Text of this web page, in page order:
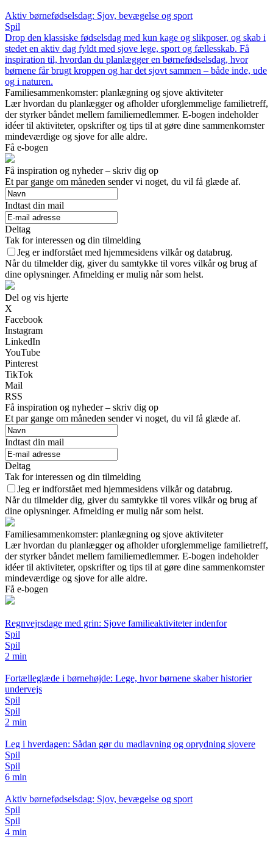
Aktiv børnefødselsdag: Sjov, bevægelse og sport
Spil
Drop den klassiske fødselsdag med kun kage og slikposer, og skab i
stedet en aktiv dag fyldt med sjove lege, sport og fællesskab. Få
inspiration til, hvordan du planlægger en børnefødselsdag, hvor
børnene får brugt kroppen og har det sjovt sammen – både inde, ude
og i naturen.
Familiesammenkomster: planlægning og sjove aktiviteter
Lær hvordan du planlægger og afholder uforglemmelige familietreff,
der styrker båndet mellem familiemedlemmer. E-bogen indeholder
idéer til aktiviteter, opskrifter og tips til at gøre dine sammenkomster
mindeværdige og sjove for alle aldre.
Få e-bogen
Få inspiration og nyheder – skriv dig op
Et par gange om måneden sender vi noget, du vil få glæde af.
Indtast din mail
Deltag
Tak for interessen og din tilmelding
Jeg er indforstået med hjemmesidens vilkår og databrug.
Når du tilmelder dig, giver du samtykke til vores vilkår og brug af
dine oplysninger. Afmelding er mulig når som helst.
Del og vis hjerte
X
Facebook
Instagram
LinkedIn
YouTube
Pinterest
TikTok
Mail
RSS
Få inspiration og nyheder – skriv dig op
Et par gange om måneden sender vi noget, du vil få glæde af.
Indtast din mail
Deltag
Tak for interessen og din tilmelding
Jeg er indforstået med hjemmesidens vilkår og databrug.
Når du tilmelder dig, giver du samtykke til vores vilkår og brug af
dine oplysninger. Afmelding er mulig når som helst.
Familiesammenkomster: planlægning og sjove aktiviteter
Lær hvordan du planlægger og afholder uforglemmelige familietreff,
der styrker båndet mellem familiemedlemmer. E-bogen indeholder
idéer til aktiviteter, opskrifter og tips til at gøre dine sammenkomster
mindeværdige og sjove for alle aldre.
Få e-bogen
Regnvejrsdage med grin: Sjove familieaktiviteter indenfor
Spil
Spil
2 min
Fortælleglæde i børnehøjde: Lege, hvor børnene skaber historier
undervejs
Spil
Spil
2 min
Leg i hverdagen: Sådan gør du madlavning og oprydning sjovere
Spil
Spil
6 min
Aktiv børnefødselsdag: Sjov, bevægelse og sport
Spil
Spil
4 min